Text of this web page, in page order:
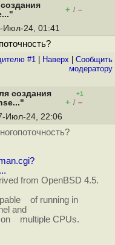
+ / –
Июл-24, 01:41
#1 Наверх
Cообщить
модератору
создания
+1
+ / –
Июл-24, 22:06
from OpenBSD 4.5.
of running in
and
multiple CPUs.